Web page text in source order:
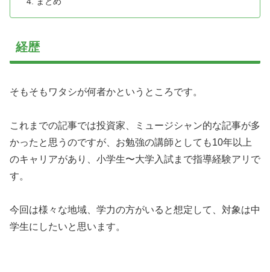
経歴
そもそもワタシが何者かというところです。
これまでの記事では投資家、ミュージシャン的な記事が多
かったと思うのですが、お勉強の講師としても10年以上
のキャリアがあり、小学生〜大学入試まで指導経験アリで
す。
今回は様々な地域、学力の方がいると想定して、対象は中
学生にしたいと思います。